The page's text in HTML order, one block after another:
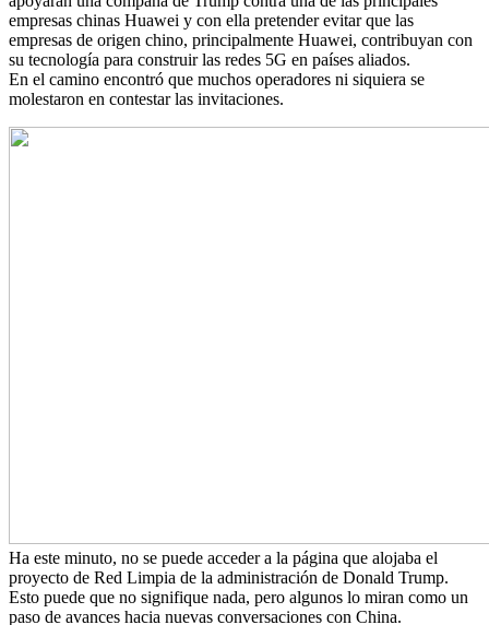
empresas chinas Huawei y con ella pretender evitar que las
empresas de origen chino, principalmente Huawei, contribuyan con
su tecnología para construir las redes 5G en países aliados.
En el camino encontró que muchos operadores ni siquiera se
molestaron en contestar las invitaciones.
Ha este minuto, no se puede acceder a la página que alojaba el
proyecto de Red Limpia de la administración de Donald Trump.
Esto puede que no signifique nada, pero algunos lo miran como un
paso de avances hacia nuevas conversaciones con China.